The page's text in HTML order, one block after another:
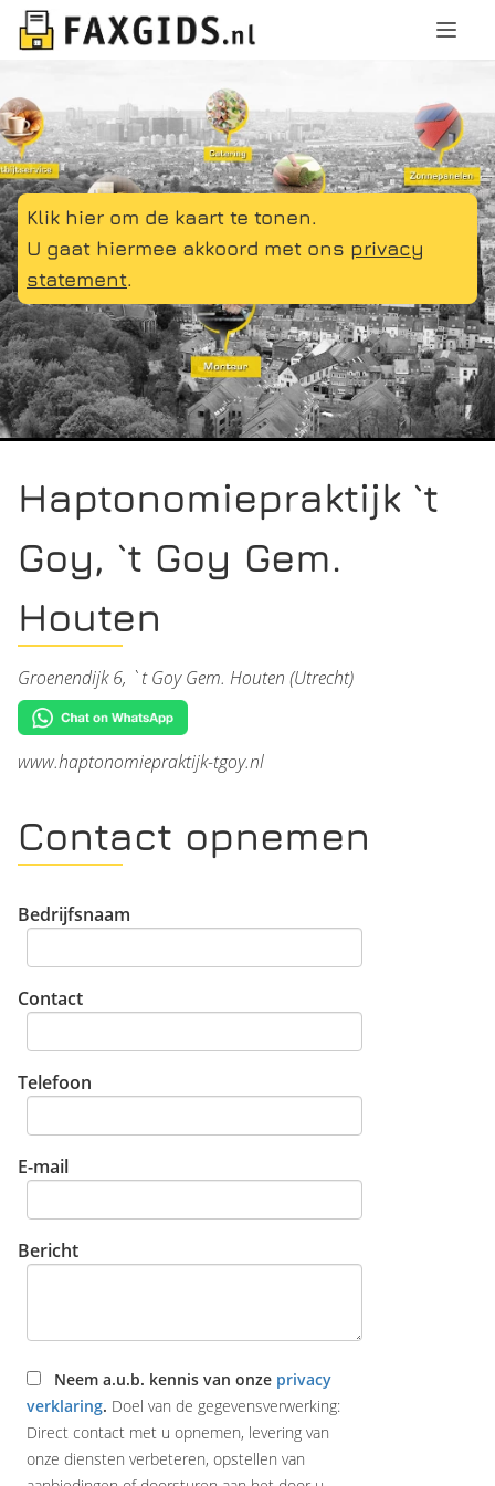
Klik hier om de kaart te tonen.
U gaat hiermee akkoord met ons privacy
statement.
Haptonomiepraktijk `t
Goy, `t Goy Gem.
Houten
Groenendijk 6, `t Goy Gem. Houten (Utrecht)
www.haptonomiepraktijk-tgoy.nl
Contact opnemen
Bedrijfsnaam
Contact
Telefoon
E-mail
Bericht
Neem a.u.b. kennis van onze privacy
verklaring. Doel van de gegevensverwerking:
Direct contact met u opnemen, levering van
onze diensten verbeteren, opstellen van